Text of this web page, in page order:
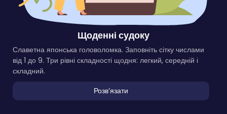
Щоденні судоку
Славетна японська головоломка. Заповніть сітку числами
від 1 до 9. Три рівні складності щодня: легкий, середній і
складний.
Розвʼязати